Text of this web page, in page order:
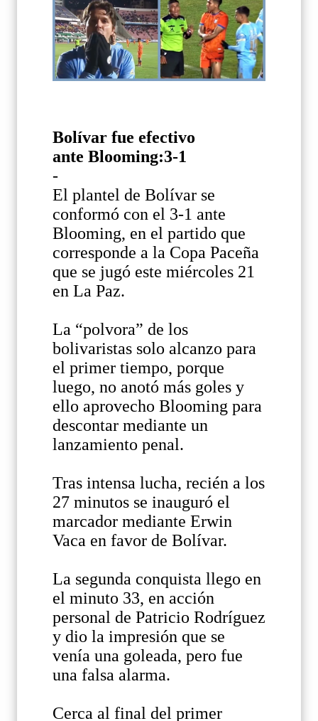
Bolívar fue efectivo
ante Blooming:3-1
-
El plantel de Bolívar se
conformó con el 3-1 ante
Blooming, en el partido que
corresponde a la Copa Paceña
que se jugó este miércoles 21
en La Paz.
La “polvora” de los
bolivaristas solo alcanzo para
el primer tiempo, porque
luego, no anotó más goles y
ello aprovecho Blooming para
descontar mediante un
lanzamiento penal.
Tras intensa lucha, recién a los
27 minutos se inauguró el
marcador mediante Erwin
Vaca en favor de Bolívar.
La segunda conquista llego en
el minuto 33, en acción
personal de Patricio Rodríguez
y dio la impresión que se
venía una goleada, pero fue
una falsa alarma.
Cerca al final del primer